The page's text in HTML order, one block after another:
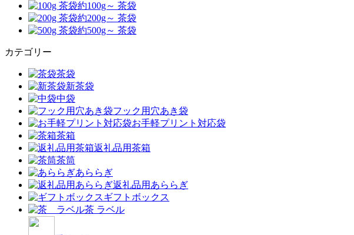
約100g～ 茶袋
約200g～ 茶袋
約500g～ 茶袋
カテゴリー
茶袋
新茶袋
中袋
フック用穴あき袋
お手軽プリント対応袋
茶箱
返礼品用茶箱
茶筒
あららぎ
返礼品用あららぎ
ギフトボックス
茶 ラベル